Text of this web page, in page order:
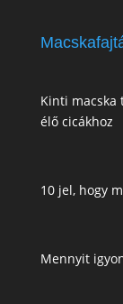
Kinti macska
élő cicákhoz
10 jel, hogy
Mennyit